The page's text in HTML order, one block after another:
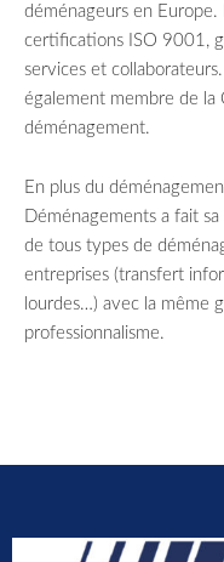
déménageurs en
certifications ISO 9001,
services et
également membre de la
déménagement.
En plus du
Déménagements a fait
de tous types de
entreprises (transfert
lourdes…) avec la même
professionnalisme.